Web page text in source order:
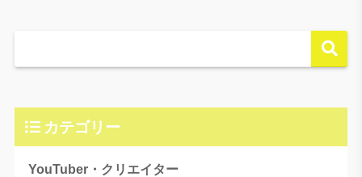
カテゴリー
YouTuber・クリエイター